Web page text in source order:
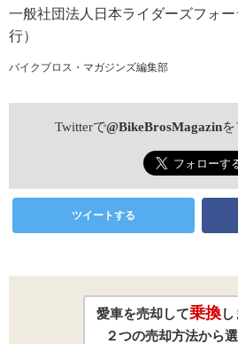
一般社団法人日本ライダーズフォー
行）
バイクブロス・マガジンズ編集部
Twitterで@BikeBrosMagazin
ツイートする
愛車を売却して乗換し
２つの売却方法から